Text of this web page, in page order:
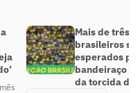
Mais de três
brasileiros
esperados
bandeiraço
da torcida do